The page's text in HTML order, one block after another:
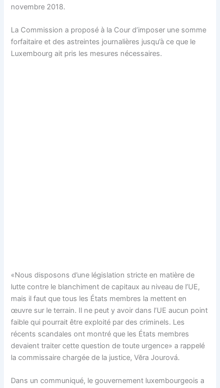
novembre 2018.
La Commission a proposé à la Cour d’imposer une somme
forfaitaire et des astreintes journalières jusqu’à ce que le
Luxembourg ait pris les mesures nécessaires.
«Nous disposons d’une législation stricte en matière de
lutte contre le blanchiment de capitaux au niveau de l’UE,
mais il faut que tous les États membres la mettent en
œuvre sur le terrain. Il ne peut y avoir dans l’UE aucun point
faible qui pourrait être exploité par des criminels. Les
récents scandales ont montré que les États membres
devaient traiter cette question de toute urgence» a rappelé
la commissaire chargée de la justice, Vĕra Jourová.
Dans un communiqué, le gouvernement luxembourgeois a